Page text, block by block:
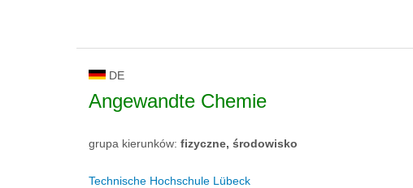
DE
Angewandte Chemie
grupa kierunków: fizyczne, środowisko
Technische Hochschule Lübeck